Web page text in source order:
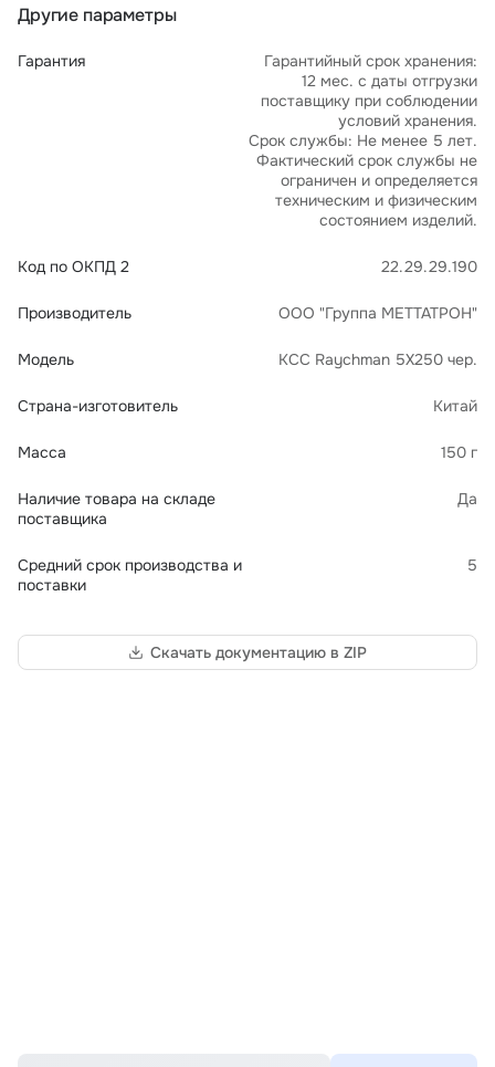
Другие параметры
Гарантия
Гарантийный срок хранения:
12 мес. с даты отгрузки
поставщику при соблюдении
условий хранения.
Срок службы: Не менее 5 лет.
Фактический срок службы не
ограничен и определяется
техническим и физическим
состоянием изделий.
Код по ОКПД 2 22.29.29.190
Производитель ООО "Группа МЕТТАТРОН"
Модель КСС Raychman 5Х250 чер.
Страна-изготовитель Китай
Масса 150 г
Наличие товара на складе
поставщика
Да
Средний срок производства и
поставки
5
Скачать документацию в ZIP